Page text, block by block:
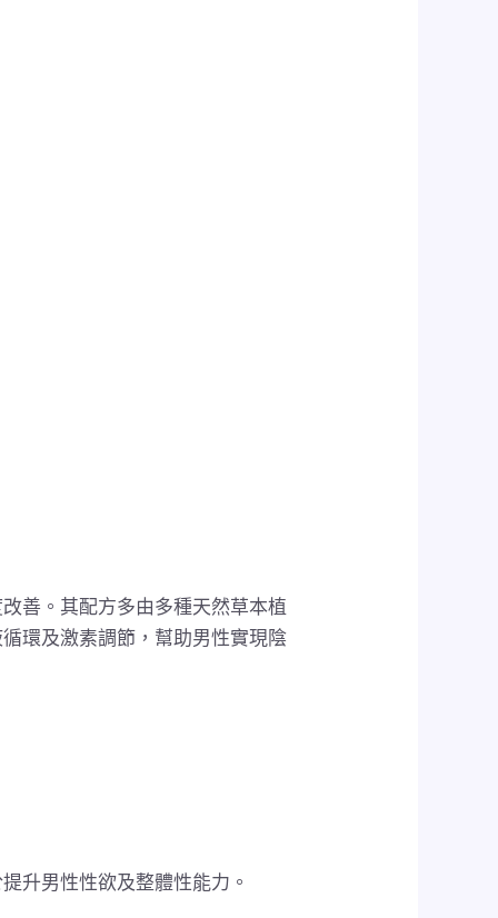
善。其配方多由多種天然草本植
環及激素調節，幫助男性實現陰
升男性性欲及整體性能力。